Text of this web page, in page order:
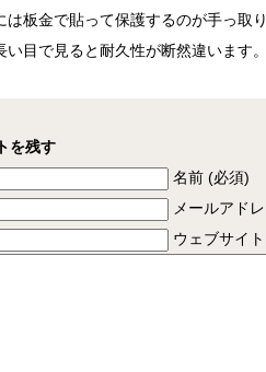
は板金で貼って保護するのが手っ取
い目で見ると耐久性が断然違います。
を残す
名前 (必須)
メールアド
ウェブサイト